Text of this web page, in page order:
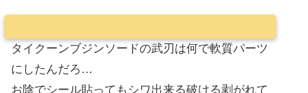
タイクーンブジンソードの武刃は何で軟質パーツ
にしたんだろ…
お陰でシール貼ってもシワ出来る破ける剥がれて